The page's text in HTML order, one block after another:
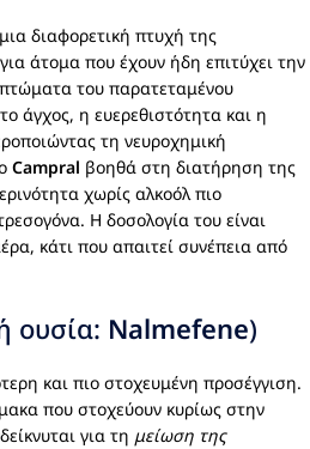
διαφορετική πτυχή της
άτομα που έχουν ήδη επιτύχει την
του παρατεταμένου
άγχος, η ευερεθιστότητα και η
τη νευροχημική
Campral βοηθά στη διατήρηση της
χωρίς αλκοόλ πιο
Η δοσολογία του είναι
κάτι που απαιτεί συνέπεια από
ουσία: Nalmefene)
και πιο στοχευμένη προσέγγιση.
που στοχεύουν κυρίως στην
για τη μείωση της